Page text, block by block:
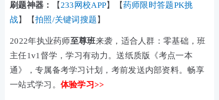
刷题神器： 【233网校APP】【药师限时答题PK挑
战】【拍照/关键词搜题 】
2022年执业药师至尊班来袭，适合人群：零基础，班
主任1v1督学，学习有动力。送纸质版《考点一本
通》，专属备考学习计划，考前发送内部资料。畅享
一站式学习。 体验学习>>